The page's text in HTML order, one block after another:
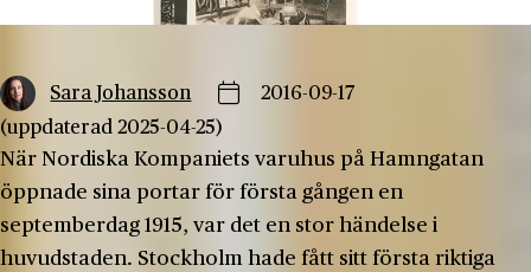
Sara Johansson
2016-09-17
(uppdaterad 2025-04-25)
När Nordiska Kompaniets varuhus på Hamngatan
öppnade sina portar för första gången en
septemberdag 1915, var det en stor händelse i
huvudstaden. Stockholm hade fått sitt första riktiga